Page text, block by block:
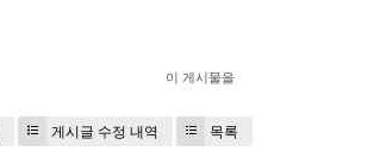
이 게시물을
게시글 수정 내역 목록